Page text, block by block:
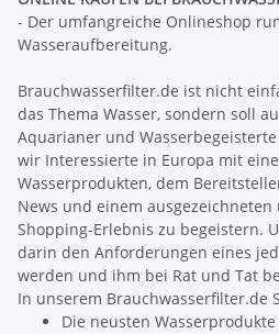
- Der umfangreiche Onlineshop
Wasseraufbereitung.
Brauchwasserfilter.de ist nicht
das Thema Wasser, sondern soll
Aquarianer und
wir Interessierte in Europa mit
Wasserprodukten, dem
News und einem
Shopping-Erlebnis zu begeistern.
darin den Anforderungen eines
werden und ihm bei Rat und Tat
In unserem Brauchwasserfilter.de
Die neusten